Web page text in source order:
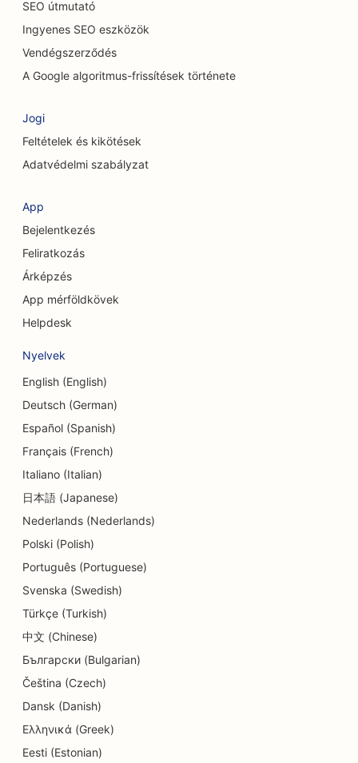
SEO a csontkovácsok számára
SEO a kémiai hámlasztási szolgáltatásokhoz
SEO a koponya- és arckoponya sebészek
számára
SEO a Hitelszövetkezetek számára
SEO tanácsadó cégek számára
SEO a Delis számára
SEO az adósságtanácsadási szolgáltatások
SEO a valutaváltó szolgáltatások számára
SEO a táncstúdiók számára
SEO az óvodák számára
SEO fogászati klinikák számára
SEO a részletek üzletei számára
SEO for Diners
SEO a süteményboltok számára
SEO az oktatási és gyermekgondozási
szolgáltatásokhoz
SEO a Donut üzletek számára
SEO villanyszerelők számára
SEO útmutató
Ingyenes SEO eszközök
Vendégszerződés
A Google algoritmus-frissítések története
Jogi
Feltételek és kikötések
Adatvédelmi szabályzat
App
Bejelentkezés
Feliratkozás
Árképzés
App mérföldkövek
Helpdesk
Nyelvek
English (English)
Deutsch (German)
Español (Spanish)
Français (French)
Italiano (Italian)
日本語 (Japanese)
Nederlands (Nederlands)
Polski (Polish)
Português (Portuguese)
Svenska (Swedish)
Türkçe (Turkish)
中文 (Chinese)
Български (Bulgarian)
Čeština (Czech)
Dansk (Danish)
Ελληνικά (Greek)
Eesti (Estonian)